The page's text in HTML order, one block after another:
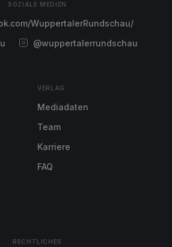
SOZIALE MEDIEN
WuppertalerRundschau/
@wuppertalerrundschau
VERLAG
Mediadaten
Team
Karriere
FAQ
RECHTLICHES